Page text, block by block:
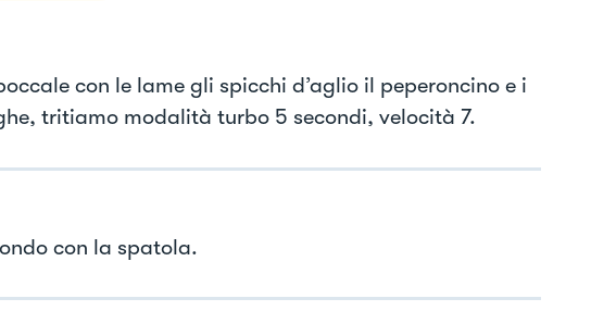
con le lame gli spicchi d’aglio il peperoncino e i
tritiamo modalità turbo 5 secondi, velocità 7.
con la spatola.